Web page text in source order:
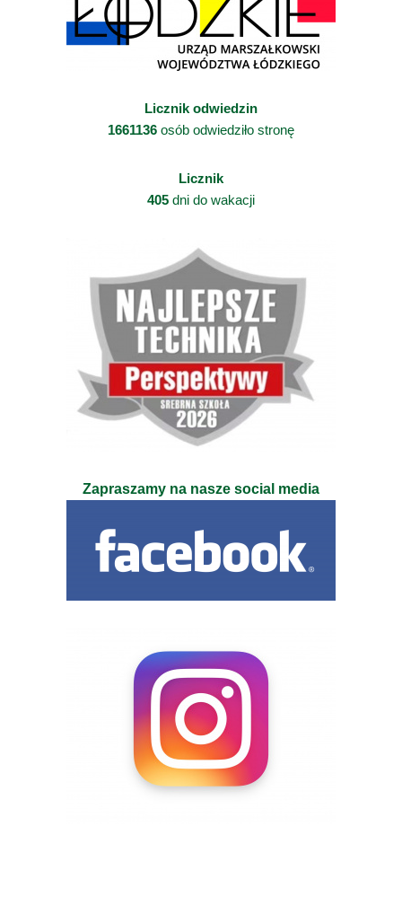
Licznik odwiedzin
1661136 osób odwiedziło stronę
Licznik
405 dni do wakacji
Zapraszamy na nasze social media